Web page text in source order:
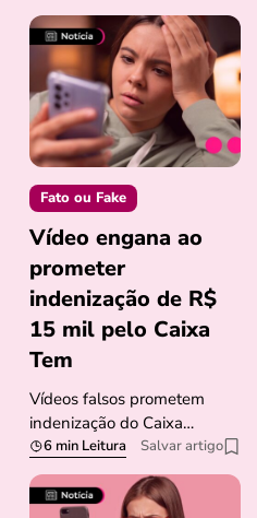
Fato ou Fake
Vídeo engana ao
prometer
indenização de R$
15 mil pelo Caixa
Tem
Vídeos falsos prometem
indenização do Caixa…
6 min Leitura Salvar artigo